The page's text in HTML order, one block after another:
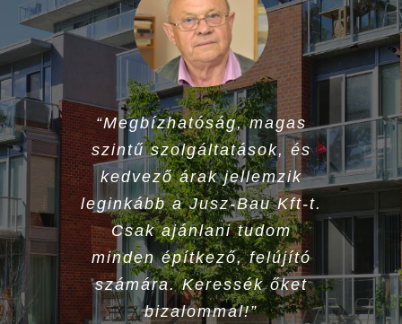
“Megbízhatóság, magas
szintű szolgáltatások, és
kedvező árak jellemzik
leginkább a Jusz-Bau Kft-t.
Csak ajánlani tudom
minden építkező, felújító
számára. Keressék őket
bizalommal!”